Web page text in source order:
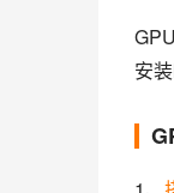
安